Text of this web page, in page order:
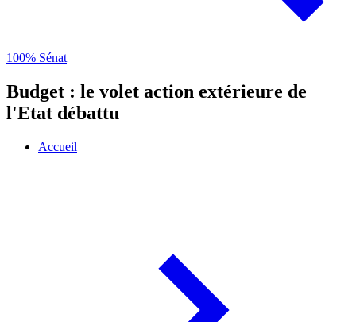
100% Sénat
Budget : le volet action extérieure de
l'Etat débattu
Accueil